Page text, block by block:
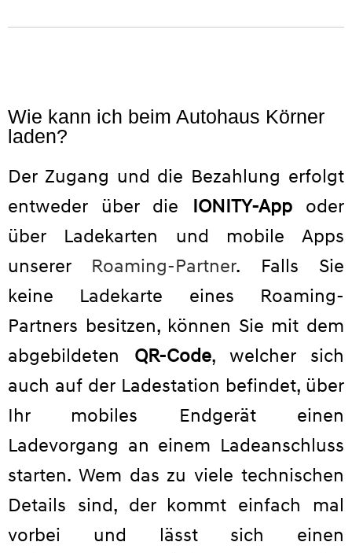
Wie kann ich beim Autohaus Körner
laden?
Der Zugang und die Bezahlung erfolgt
entweder über die IONITY-Appoder
über Ladekarten und mobile Apps
unserer Roaming-Partner. Falls Sie
keine Ladekarte eines Roaming-
Partners besitzen, können Sie mit dem
abgebildeten QR-Code, welcher sich
auch auf der Ladestation befindet, über
Ihr mobiles Endgerät einen
Ladevorgang an einem Ladeanschluss
starten. Wem das zu viele technischen
Details sind, der kommt einfach mal
vorbei und lässt sich einen